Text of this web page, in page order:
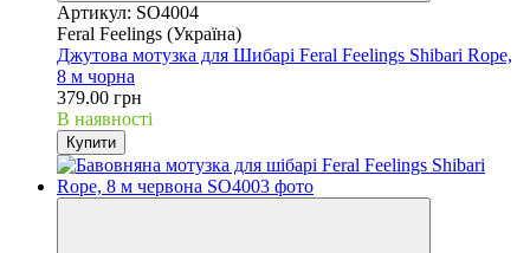
Артикул: SO4004
Feral Feelings (Україна)
Джутова мотузка для Шибарі Feral Feelings Shibari Rope,
8 м чорна
379.00 грн
В наявності
Купити